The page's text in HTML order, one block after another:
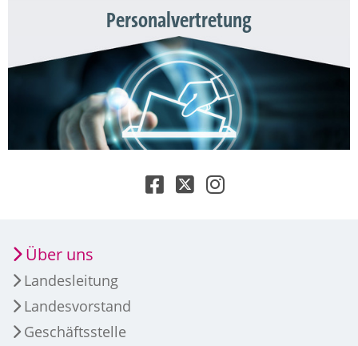
Personalvertretung
Über uns
Landesleitung
Landesvorstand
Geschäftsstelle